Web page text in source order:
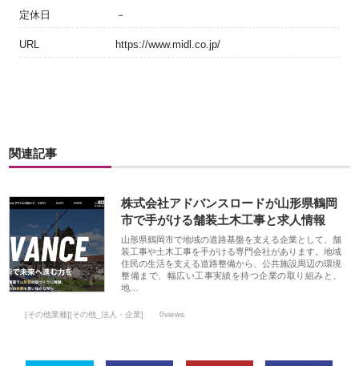
定休日 －
URL https://www.midl.co.jp/
関連記事
株式会社アドバンスロードが山形県鶴岡
市で手がける舗装土木工事と求人情報
山形県鶴岡市で地域の道路基盤を支える企業として、舗
装工事や土木工事を手がける専門会社があります。地域
住民の生活を支える道路整備から、公共施設周辺の環境
整備まで、幅広い工事実績を持つ企業の取り組みと、
地…
[その他業種][その他_法人・企業] 0views